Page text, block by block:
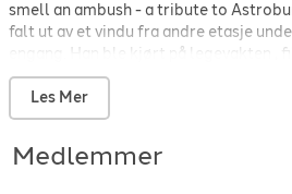
smell an ambush - a tribute to
falt ut av et vindu fra andre etasje
engang. Han ble kjørt på legevakten ,
vendte tilbake for å spille på de siste
Fanclub ble spurt av NME om hvilke
høyest. På 3dje plass kom "Take the
ASTROBURGER-konsert er tidvis
Les Mer
Medlemmer